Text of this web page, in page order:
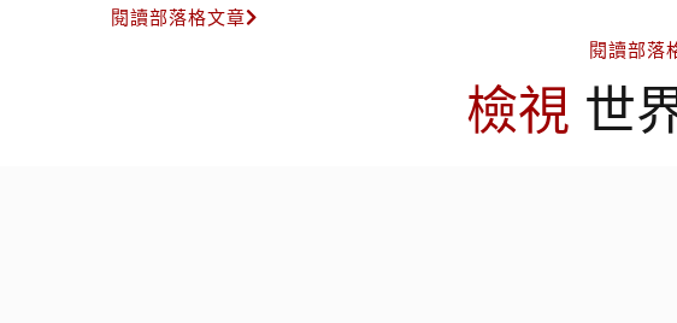
閱讀部落格文章
閱讀部落
檢視 世